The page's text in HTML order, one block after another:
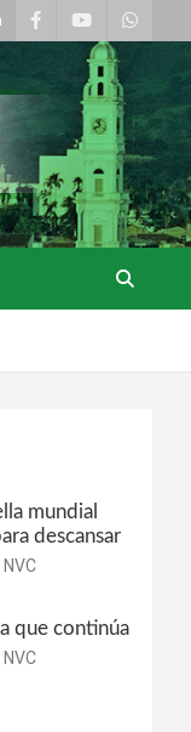
mundial
descansar
que continúa